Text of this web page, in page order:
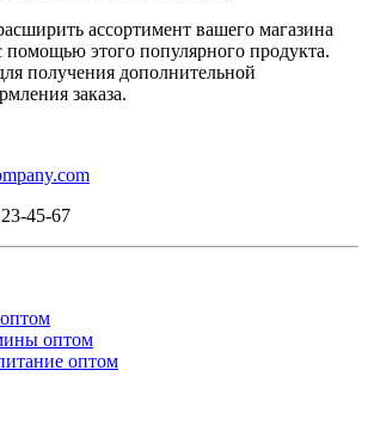
ассортимент вашего магазина
помощью этого популярного продукта.
получения дополнительной
заказа.
45-67
оптом
оптом